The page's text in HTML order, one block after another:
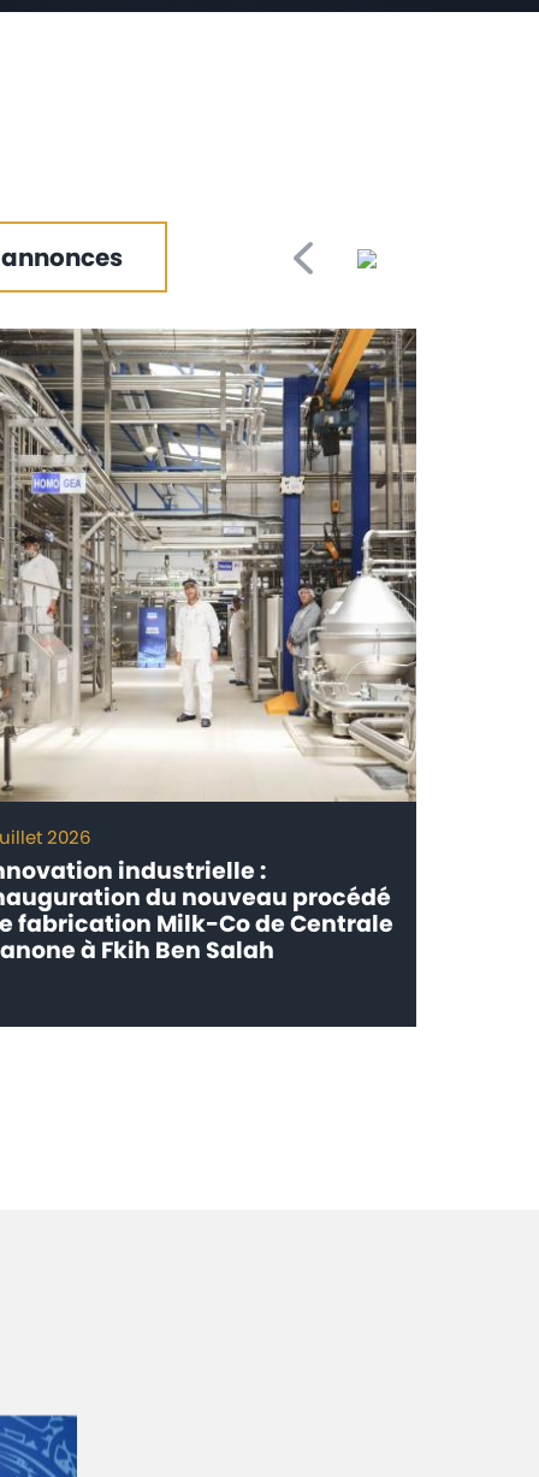
2026
industrielle :
du nouveau procédé
fabrication Milk-Co de Centrale
à Fkih Ben Salah